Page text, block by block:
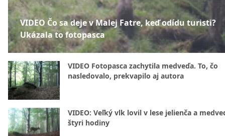
VIDEO Čo sa deje v Malej Fatre, keď odídu turisti?
Ukázala to fotopasca
VIDEO Fotopasca zachytila medveďa. To, čo
nasledovalo, prekvapilo aj autora
VIDEO: Veľký vlk lovil v lese jelienča a
štyri hodiny